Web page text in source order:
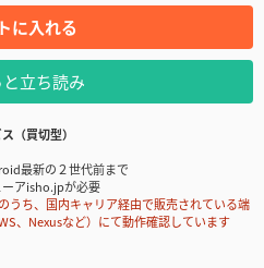
に入れる
立ち読み
（買切型）
最新の２世代前まで
アisho.jpが必要
ち、国内キャリア経由で販売されている端
、Nexusなど）にて動作確認しています